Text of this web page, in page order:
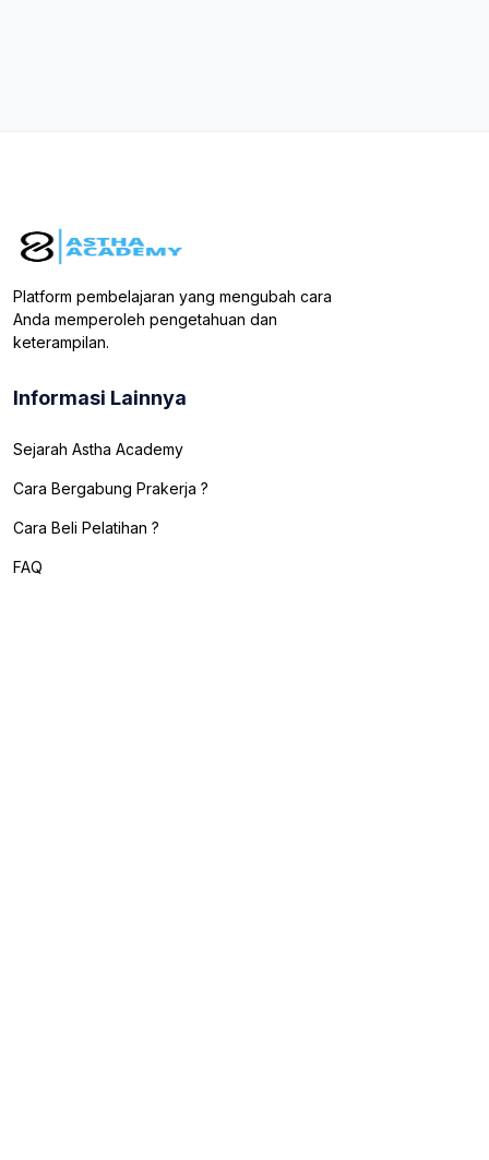
Platform pembelajaran yang mengubah cara
Anda memperoleh pengetahuan dan
keterampilan.
Informasi Lainnya
Sejarah Astha Academy
Cara Bergabung Prakerja ?
Cara Beli Pelatihan ?
FAQ